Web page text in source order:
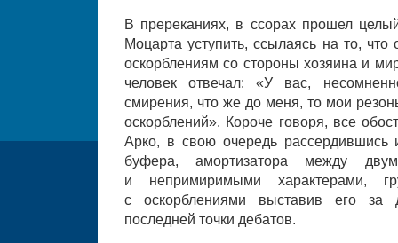
В пререканиях, в ссорах прошел
Моцарта уступить, ссылаясь на то,
оскорблениям со стороны хозяина и
человек отвечал: «У вас,
смирения, что же до меня, то мои
оскорблений». Короче говоря, все
Арко, в свою очередь рассердившись
буфера, амортизатора между
и непримиримыми характерами,
с оскорблениями выставив его за
последней точки дебатов.